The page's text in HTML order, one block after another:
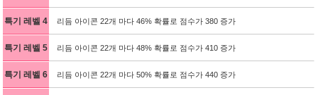
특기 레벨 4 리듬 아이콘 22개 마다 46% 확률로 점수가 380 증가
특기 레벨 5 리듬 아이콘 22개 마다 48% 확률로 점수가 410 증가
특기 레벨 6 리듬 아이콘 22개 마다 50% 확률로 점수가 440 증가